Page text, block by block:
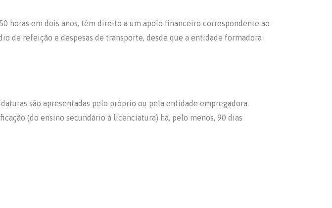
horas em dois anos, têm direito a um apoio financeiro correspondente ao
de refeição e despesas de transporte, desde que a entidade formadora
são apresentadas pelo próprio ou pela entidade empregadora.
(do ensino secundário à licenciatura) há, pelo menos, 90 dias